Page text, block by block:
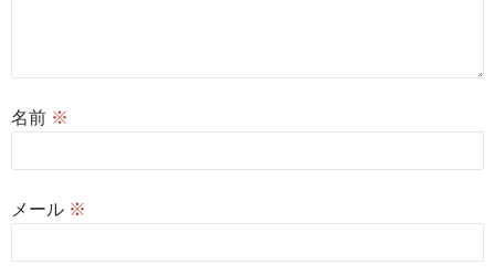
名前 ※
メール ※